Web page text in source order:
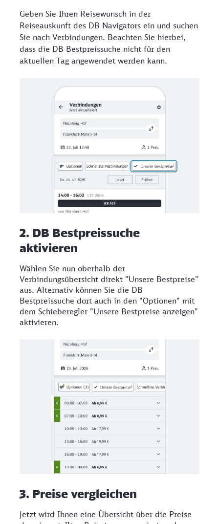
Geben Sie Ihren Reisewunsch in der
Reiseauskunft des DB Navigators ein und suchen
Sie nach Verbindungen. Beachten Sie hierbei,
dass die DB Bestpreissuche nicht für den
aktuellen Tag angewendet werden kann.
2. DB Bestpreissuche
aktivieren
Wählen Sie nun oberhalb der
Verbindungsübersicht direkt "Unsere Bestpreise"
aus. Alternativ können Sie die DB
Bestpreissuche dort auch in den "Optionen" mit
dem Schieberegler "Unsere Bestpreise anzeigen"
aktivieren.
3. Preise vergleichen
Jetzt wird Ihnen eine Übersicht über die Preise